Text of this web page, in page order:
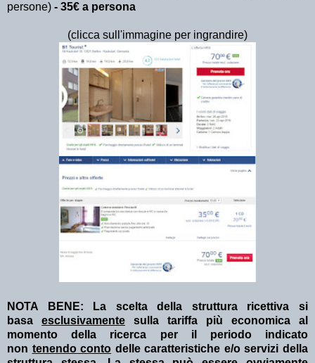
persone) - 35€ a persona
(clicca sull'immagine per ingrandire)
NOTA BENE: La scelta della struttura ricettiva si
basa esclusivamente sulla tariffa più economica al
momento della ricerca per il periodo indicato
non tenendo conto delle caratteristiche e/o servizi della